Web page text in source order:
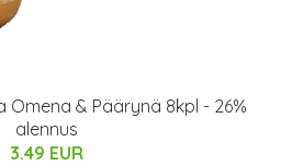
Omena & Päärynä 8kpl - 26%
alennus
3.49 EUR